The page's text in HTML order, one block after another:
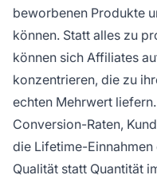
beworbenen Produkte
können. Statt alles zu
können sich Affiliates
konzentrieren, die zu
echten Mehrwert
Conversion-Raten,
die Lifetime-
Qualität statt Quantität